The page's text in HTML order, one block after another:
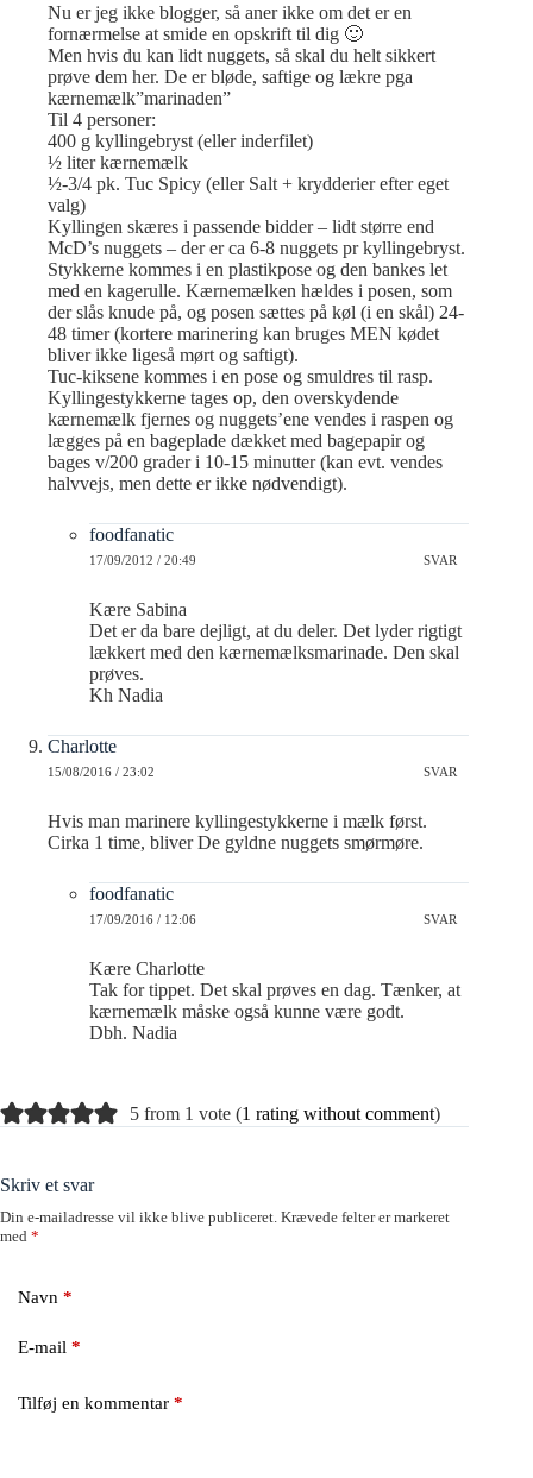
Nu er jeg ikke blogger, så aner ikke om det er en
fornærmelse at smide en opskrift til dig 🙂
Men hvis du kan lidt nuggets, så skal du helt sikkert
prøve dem her. De er bløde, saftige og lækre pga
kærnemælk”marinaden”
Til 4 personer:
400 g kyllingebryst (eller inderfilet)
½ liter kærnemælk
½-3/4 pk. Tuc Spicy (eller Salt + krydderier efter eget
valg)
Kyllingen skæres i passende bidder – lidt større end
McD’s nuggets – der er ca 6-8 nuggets pr kyllingebryst.
Stykkerne kommes i en plastikpose og den bankes let
med en kagerulle. Kærnemælken hældes i posen, som
der slås knude på, og posen sættes på køl (i en skål) 24-
48 timer (kortere marinering kan bruges MEN kødet
bliver ikke ligeså mørt og saftigt).
Tuc-kiksene kommes i en pose og smuldres til rasp.
Kyllingestykkerne tages op, den overskydende
kærnemælk fjernes og nuggets’ene vendes i raspen og
lægges på en bageplade dækket med bagepapir og
bages v/200 grader i 10-15 minutter (kan evt. vendes
halvvejs, men dette er ikke nødvendigt).
foodfanatic
17/09/2012 / 20:49 SVAR
Kære Sabina
Det er da bare dejligt, at du deler. Det lyder rigtigt
lækkert med den kærnemælksmarinade. Den skal
prøves.
Kh Nadia
Charlotte
15/08/2016 / 23:02 SVAR
Hvis man marinere kyllingestykkerne i mælk først.
Cirka 1 time, bliver De gyldne nuggets smørmøre.
foodfanatic
17/09/2016 / 12:06 SVAR
Kære Charlotte
Tak for tippet. Det skal prøves en dag. Tænker, at
kærnemælk måske også kunne være godt.
Dbh. Nadia
5 from 1 vote (1 rating without comment)
Skriv et svar
Din e-mailadresse vil ikke blive publiceret. Krævede felter er markeret
med *
Navn *
E-mail *
Tilføj en kommentar *